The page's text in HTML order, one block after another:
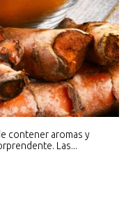
contener aromas y
Las...